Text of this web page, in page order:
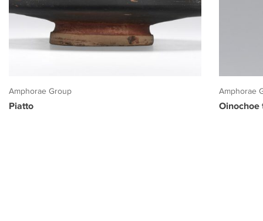
Amphorae Group
Piatto
Amphorae
Oinochoe